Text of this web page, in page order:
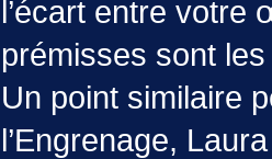
l’écart entre
prémisses sont
Un point similaire
l’Engrenage,